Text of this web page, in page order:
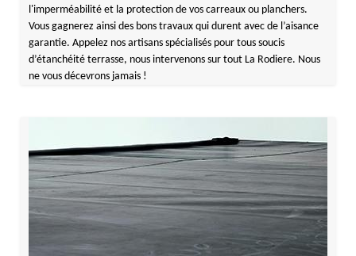
l'imperméabilité et la protection de vos carreaux ou planchers.
Vous gagnerez ainsi des bons travaux qui durent avec de l’aisance
garantie. Appelez nos artisans spécialisés pour tous soucis
d’étanchéité terrasse, nous intervenons sur tout La Rodiere. Nous
ne vous décevrons jamais !